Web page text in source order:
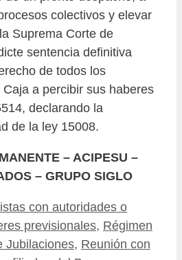
colectivos y elevar
Suprema Corte de
sentencia definitiva
de todos los
a percibir sus haberes
declarando la
de la ley 15008.
– ACIPESU –
– GRUPO SIGLO
con autoridades o
previsionales, Régimen
Jubilaciones, Reunión con